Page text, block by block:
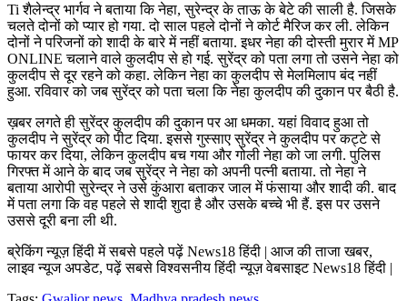
Ti शैलेन्द्र भार्गव ने बताया कि नेहा, सुरेन्द्र के ताऊ के बेटे की साली है. जिसके
चलते दोनों को प्यार हो गया. दो साल पहले दोनों ने कोर्ट मैरिज कर ली. लेकिन
दोनों ने परिजनों को शादी के बारे में नहीं बताया. इधर नेहा की दोस्ती मुरार में MP
ONLINE चलाने वाले कुलदीप से हो गई. सुरेंद्र को पता लगा तो उसने नेहा को
कुलदीप से दूर रहने को कहा. लेकिन नेहा का कुलदीप से मेलमिलाप बंद नहीं
हुआ. रविवार को जब सुरेंद्र को पता चला कि नेहा कुलदीप की दुकान पर बैठी है.
ख़बर लगते ही सुरेंद्र कुलदीप की दुकान पर आ धमका. यहां विवाद हुआ तो
कुलदीप ने सुरेंद्र को पीट दिया. इससे गुस्साए सुरेंद्र ने कुलदीप पर कट्टे से
फायर कर दिया, लेकिन कुलदीप बच गया और गोली नेहा को जा लगी. पुलिस
गिरफ्त में आने के बाद जब सुरेंद्र ने नेहा को अपनी पत्नी बताया. तो नेहा ने
बताया आरोपी सुरेन्द्र ने उसे कुंआरा बताकर जाल में फंसाया और शादी की. बाद
में पता लगा कि वह पहले से शादी शुदा है और उसके बच्चे भी हैं. इस पर उसने
उससे दूरी बना ली थी.
ब्रेकिंग न्यूज़ हिंदी में सबसे पहले पढ़ें News18 हिंदी | आज की ताजा खबर,
लाइव न्यूज अपडेट, पढ़ें सबसे विश्वसनीय हिंदी न्यूज़ वेबसाइट News18 हिंदी |